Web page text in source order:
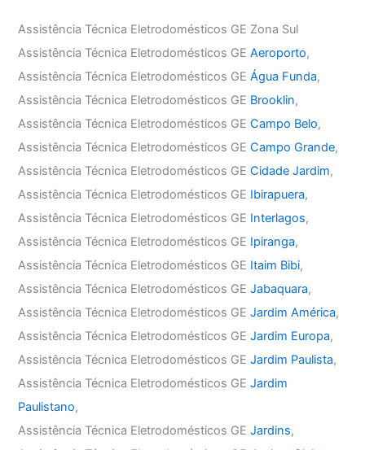
Assistência Técnica Eletrodomésticos GE Zona Sul
Assistência Técnica Eletrodomésticos GEAeroporto,
Assistência Técnica Eletrodomésticos GEÁgua Funda,
Assistência Técnica Eletrodomésticos GE Brooklin,
Assistência Técnica Eletrodomésticos GECampo Belo,
Assistência Técnica Eletrodomésticos GECampo Grande,
Assistência Técnica Eletrodomésticos GECidade Jardim,
Assistência Técnica Eletrodomésticos GE Ibirapuera,
Assistência Técnica Eletrodomésticos GE Interlagos,
Assistência Técnica Eletrodomésticos GE Ipiranga,
Assistência Técnica Eletrodomésticos GE Itaim Bibi,
Assistência Técnica Eletrodomésticos GEJabaquara,
Assistência Técnica Eletrodomésticos GEJardim América,
Assistência Técnica Eletrodomésticos GEJardim Europa,
Assistência Técnica Eletrodomésticos GEJardim Paulista,
Assistência Técnica Eletrodomésticos GEJardim
Paulistano,
Assistência Técnica Eletrodomésticos GEJardins,